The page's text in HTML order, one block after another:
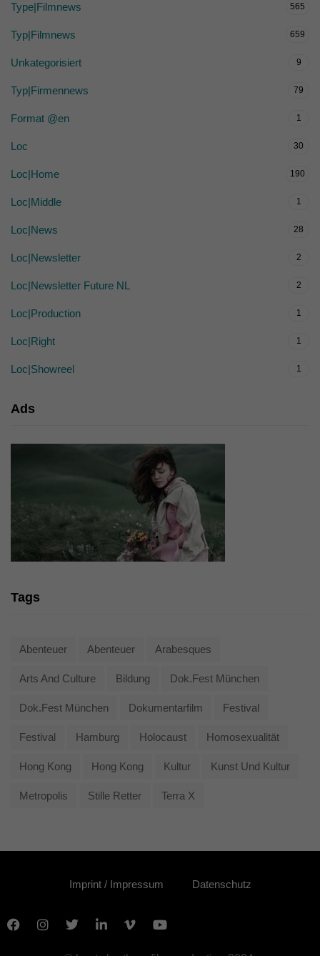
Type|Filmnews 565
Typ|Filmnews 659
Unkategorisiert 9
Typ|Firmennews 79
Format @en 1
Loc 30
Loc|Home 190
Loc|Middle 1
Loc|News 28
Loc|Newsletter 2
Loc|Newsletter Future NL 2
Loc|Production 1
Loc|Right 1
Loc|Showreel 1
Ads
Tags
Abenteuer Abenteuer Arabesques
Arts And Culture Bildung Dok.fest München
Dok.fest München Dokumentarfilm Festival
Festival Hamburg Holocaust Homosexualität
Hong Kong Hong Kong Kultur Kunst Und Kultur
Metropolis Stille Retter Terra X
Imprint / Impressum Datenschutz